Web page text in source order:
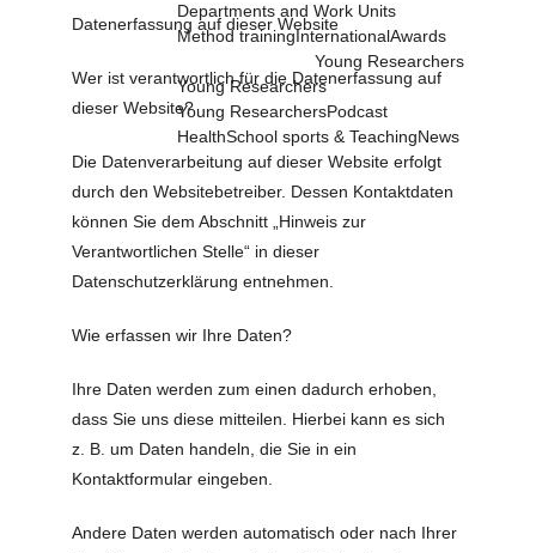
Departments and Work Units
Method trainingInternationalAwards
Young Researchers
Young Researchers
Young ResearchersPodcast
HealthSchool sports & TeachingNews
Datenerfassung auf dieser Website
Wer ist verantwortlich für die Datenerfassung auf
dieser Website?
Die Datenverarbeitung auf dieser Website erfolgt
durch den Websitebetreiber. Dessen Kontaktdaten
können Sie dem Abschnitt „Hinweis zur
Verantwortlichen Stelle“ in dieser
Datenschutzerklärung entnehmen.
Wie erfassen wir Ihre Daten?
Ihre Daten werden zum einen dadurch erhoben,
dass Sie uns diese mitteilen. Hierbei kann es sich
z. B. um Daten handeln, die Sie in ein
Kontaktformular eingeben.
Andere Daten werden automatisch oder nach Ihrer